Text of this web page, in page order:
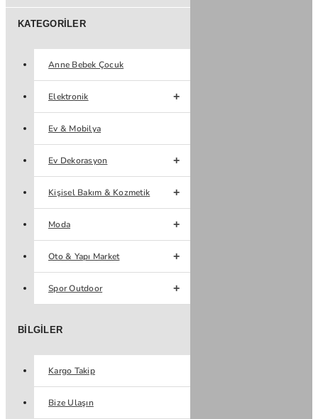
KATEGORILER
Anne Bebek Çocuk
Elektronik
Ev & Mobilya
Ev Dekorasyon
Kişisel Bakım & Kozmetik
Moda
Oto & Yapı Market
Spor Outdoor
BILGILER
Kargo Takip
Bize Ulaşın